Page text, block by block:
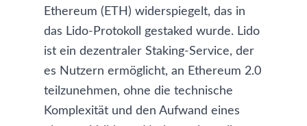
Ethereum (ETH) widerspiegelt, das in
das Lido-Protokoll gestaked wurde. Lido
ist ein dezentraler Staking-Service, der
es Nutzern ermöglicht, an Ethereum 2.0
teilzunehmen, ohne die technische
Komplexität und den Aufwand eines